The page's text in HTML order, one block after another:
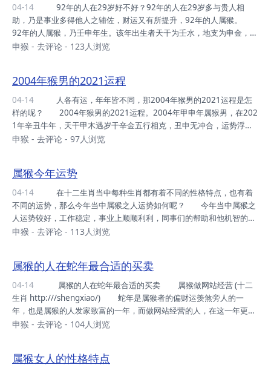
属相猴，做事细致，手足不停，事必躬亲，周岁53，虚岁54。 198
0年之属相猴，为人机灵，富有进取之心，意志坚定，周岁41，虚岁4
2。 1992...
04-14
助，乃是事业多得他人之辅佐，财运又有所提升，92年的人属猴。
92年的人属猴，乃壬申年生。该年出生者天干为壬水，地支为申金，属
猴者如做事过于冲动，则常与他人间有纠葛之迹象，应坦诚相待。
92年属猴之男人人情世故练达，多可得他人之信任，彼此间和睦相
处，生活有好运之征兆，如今年中有换工作意向者，财运更可丰厚之回
报。 92年出生属猴之人，事业中多有与他人间相处不和之牵绊，乃
是自作主张之人，则常有压抑在心。
申猴 - 去评论 - 123人浏览
2004年猴男的2021运程
04-14
样的呢？ 2004年猴男的2021运程。2004年甲申年属猴男，在202
1年辛丑牛年，天干甲木遇岁干辛金五行相克，丑申无冲合，运势浮沉
不定。 属猴男生于2004年，五行属木，性格开朗，精力充沛，心
1年，2004年属猴男周岁17，心性尚不成熟，性情易喜易怒，立志不甚
坚决，外缘多于内缘。学习恐有分心之时，事倍功半，多学少成，成绩
平平，不利考试。如专注学习，心性坚定，则升学有望。 2004年
属猴男，正值青...
申猴 - 去评论 - 97人浏览
属猴今年运势
04-14
不同的运势，那么今年当中属猴之人运势如何呢？ 今年当中属猴之
人运势较好，工作稳定，事业上顺顺利利，同事们的帮助和他机智的头
脑使得他在事业上更上一层楼，且此年当中领导会格外重视他，则属猴
缘，已婚人士则夫妻感情更为和睦。 属猴之人富有进取心，喜欢竞
争，多才多艺，头脑机智，心灵手巧，善于思考，生活浪漫，不受拘
束，善于应酬，能与人融洽相处，富有幽默感，不足之处是略有虚荣
心，嫉妒心，轻浮散漫，性情多变，缺乏诚信。 在...
申猴 - 去评论 - 113人浏览
属猴的人在蛇年最合适的买卖
04-14
生肖 http:///shengxiao/) 蛇年是属猴者的偏财运羡煞旁人的一
年，也是属猴的人发家致富的一年，而做网站经营的人，在这一年更是
红红火火，事业有成，因为属猴的人生性灵活，适合IT产业，而且经营
合适的买卖 属猴的人在蛇年最合适的买卖 属羊的人在蛇年最合适的买
申猴 - 去评论 - 104人浏览
属猴女人的性格特点